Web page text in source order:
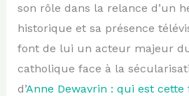
son rôle dans la relance d’un
historique et sa présence
font de lui un acteur majeur
catholique face à la
d’Anne Dewavrin : qui est